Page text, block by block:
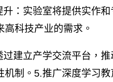
：实验室将提供实作
科技产业的需求。
建立产学交流平台，
机制。5.推广深度学习